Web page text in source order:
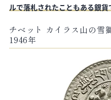
ルで落札されたこともある銀貨
チベット カイラス山の雪
1946年